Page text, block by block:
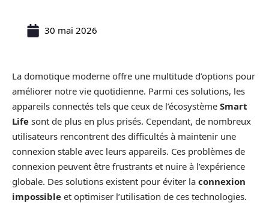
30 mai 2026
La domotique moderne offre une multitude d’options pour
améliorer notre vie quotidienne. Parmi ces solutions, les
appareils connectés tels que ceux de l’écosystème Smart
Life sont de plus en plus prisés. Cependant, de nombreux
utilisateurs rencontrent des difficultés à maintenir une
connexion stable avec leurs appareils. Ces problèmes de
connexion peuvent être frustrants et nuire à l’expérience
globale. Des solutions existent pour éviter la connexion
impossible et optimiser l’utilisation de ces technologies.